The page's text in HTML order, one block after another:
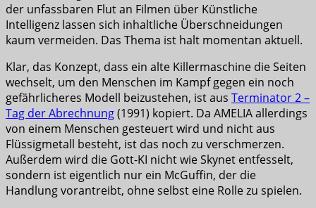
der unfassbaren Flut an Filmen über Künstliche
Intelligenz lassen sich inhaltliche Überschneidungen
kaum vermeiden. Das Thema ist halt momentan aktuell.
Klar, das Konzept, dass ein alte Killermaschine die Seiten
wechselt, um den Menschen im Kampf gegen ein noch
gefährlicheres Modell beizustehen, ist aus Terminator 2 –
Tag der Abrechnung(1991) kopiert. Da AMELIA allerdings
von einem Menschen gesteuert wird und nicht aus
Flüssigmetall besteht, ist das noch zu verschmerzen.
Außerdem wird die Gott-KI nicht wie Skynet entfesselt,
sondern ist eigentlich nur ein McGuffin, der die
Handlung vorantreibt, ohne selbst eine Rolle zu spielen.